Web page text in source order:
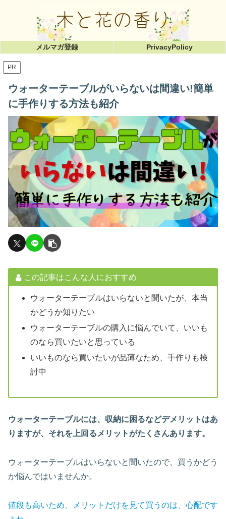
メルマガ登録 PrivacyPolicy
PR
ウォーターテーブルがいらないは間違い!簡単
に手作りする方法も紹介
この記事はこんな人におすすめ
ウォーターテーブルはいらないと聞いたが、本当
かどうか知りたい
ウォーターテーブルの購入に悩んでいて、いいも
のなら買いたいと思っている
いいものなら買いたいが品薄なため、手作りも検
討中
ウォーターテーブルには、収納に困るなどデメリットはあ
りますが、それを上回るメリットがたくさんあります。
ウォーターテーブルはいらないと聞いたので、買うかどう
か悩んではいませんか。
値段も高いため、メリットだけを見て買うのは、心配です